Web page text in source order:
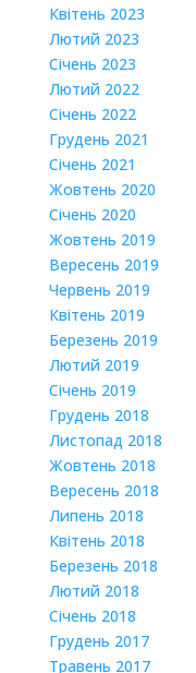
Квітень 2023
Лютий 2023
Січень 2023
Лютий 2022
Січень 2022
Грудень 2021
Січень 2021
Жовтень 2020
Січень 2020
Жовтень 2019
Вересень 2019
Червень 2019
Квітень 2019
Березень 2019
Лютий 2019
Січень 2019
Грудень 2018
Листопад 2018
Жовтень 2018
Вересень 2018
Липень 2018
Квітень 2018
Березень 2018
Лютий 2018
Січень 2018
Грудень 2017
Травень 2017